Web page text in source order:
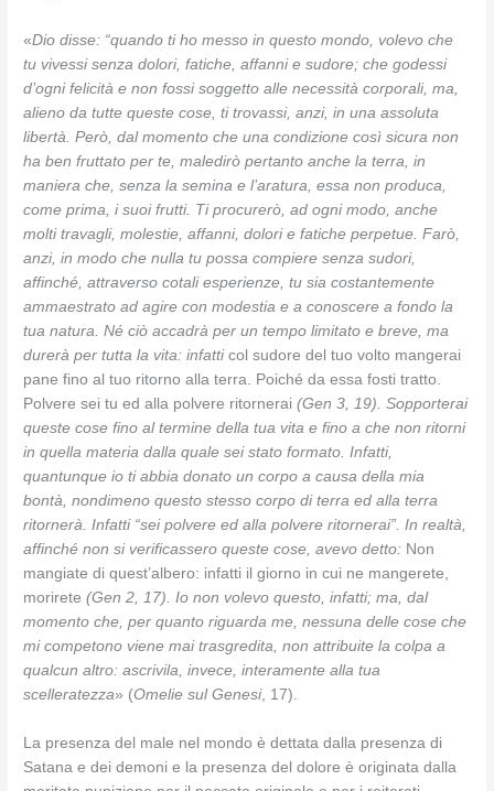
«Dio disse: “quando ti ho messo in questo mondo, volevo che
tu vivessi senza dolori, fatiche, affanni e sudore; che godessi
d’ogni felicità e non fossi soggetto alle necessità corporali, ma,
alieno da tutte queste cose, ti trovassi, anzi, in una assoluta
libertà. Però, dal momento che una condizione così sicura non
ha ben fruttato per te, maledirò pertanto anche la terra, in
maniera che, senza la semina e l’aratura, essa non produca,
come prima, i suoi frutti. Ti procurerò, ad ogni modo, anche
molti travagli, molestie, affanni, dolori e fatiche perpetue. Farò,
anzi, in modo che nulla tu possa compiere senza sudori,
affinché, attraverso cotali esperienze, tu sia costantemente
ammaestrato ad agire con modestia e a conoscere a fondo la
tua natura. Né ciò accadrà per un tempo limitato e breve, ma
durerà per tutta la vita: infatticol sudore del tuo volto mangerai
pane fino al tuo ritorno alla terra. Poiché da essa fosti tratto.
Polvere sei tu ed alla polvere ritornerai(Gen 3, 19). Sopporterai
queste cose fino al termine della tua vita e fino a che non ritorni
in quella materia dalla quale sei stato formato. Infatti,
quantunque io ti abbia donato un corpo a causa della mia
bontà, nondimeno questo stesso corpo di terra ed alla terra
ritornerà. Infatti “sei polvere ed alla polvere ritornerai”. In realtà,
affinché non si verificassero queste cose, avevo detto: Non
mangiate di quest’albero: infatti il giorno in cui ne mangerete,
morirete(Gen 2, 17). Io non volevo questo, infatti; ma, dal
momento che, per quanto riguarda me, nessuna delle cose che
mi competono viene mai trasgredita, non attribuite la colpa a
qualcun altro: ascrivila, invece, interamente alla tua
scelleratezza» (Omelie sul Genesi, 17).
La presenza del male nel mondo è dettata dalla presenza di
Satana e dei demoni e la presenza del dolore è originata dalla